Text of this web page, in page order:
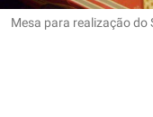
Mesa para realização do